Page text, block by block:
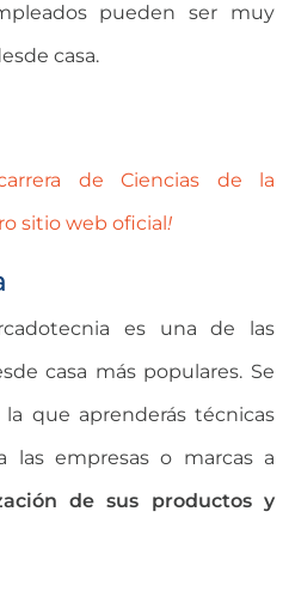
pueden ser muy
casa.
de Ciencias de la
sitio web oficial !
es una de las
casa más populares. Se
que aprenderás técnicas
las empresas o marcas a
de sus productos y